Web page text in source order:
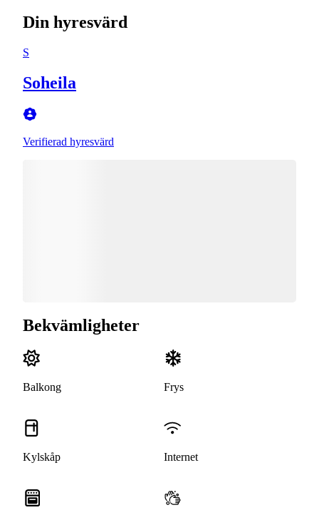
Din hyresvärd
S
Soheila
Verifierad hyresvärd
Bekvämligheter
Balkong Frys
Kylskåp Internet